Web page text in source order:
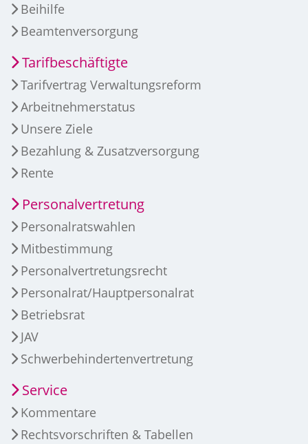
Beihilfe
Beamtenversorgung
Tarifbeschäftigte
Tarifvertrag Verwaltungsreform
Arbeitnehmerstatus
Unsere Ziele
Bezahlung & Zusatzversorgung
Rente
Personalvertretung
Personalratswahlen
Mitbestimmung
Personalvertretungsrecht
Personalrat/Hauptpersonalrat
Betriebsrat
JAV
Schwerbehindertenvertretung
Service
Kommentare
Rechtsvorschriften & Tabellen